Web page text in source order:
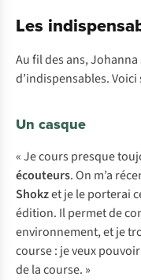
Les
Au fil des ans,
d’indispensables. Voici
Un casque
« Je cours presque
écouteurs. On m’a
Shokzet je le porterai
édition. Il permet de
environnement, et je
course : je veux
de la course. »